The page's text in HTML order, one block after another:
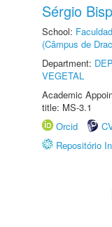
Sérgio
School:
(Câmpus de
Department:
VEGETAL
Academic
title: MS-3.1
Orcid
Repositório